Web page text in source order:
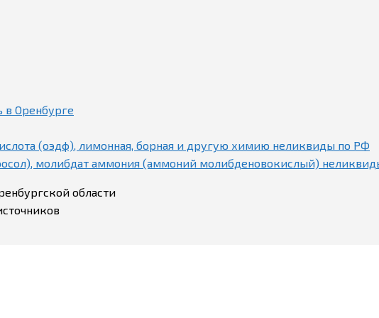
в Оренбурге
(оэдф), лимонная, борная и другую химию неликвиды по РФ
молибдат аммония (аммоний молибденовокислый)
области